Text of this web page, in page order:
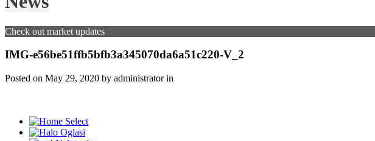
Check out market updates
IMG-e56be51ffb5bfb3a345070da6a51c220-V_2
Posted on May 29, 2020 by administrator in